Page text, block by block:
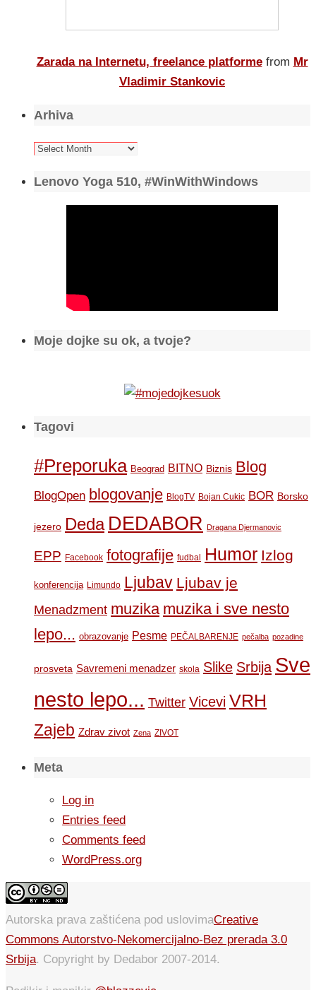
Zarada na Internetu, freelance platforme from Mr
Vladimir Stankovic
Arhiva
Arhiva
Lenovo Yoga 510, #WinWithWindows
Moje dojke su ok, a tvoje?
Tagovi
#Preporuka Beograd BITNO Biznis Blog
BlogOpen blogovanje BlogTV Bojan Cukic BOR Borsko
jezero Deda DEDABOR Dragana Djermanovic
EPP Facebook fotografije fudbal Humor Izlog
konferencija Limundo Ljubav Ljubav je
Menadzment muzika muzika i sve nesto
lepo... obrazovanje Pesme PEČALBARENJE pečalba pozadine
prosveta Savremeni menadzer skola Slike Srbija Sve
nesto lepo... Twitter Vicevi VRH
Zajeb Zdrav zivot Zena ZIVOT
Meta
Log in
Entries feed
Comments feed
WordPress.org
Autorska prava zaštićena pod uslovimaCreative
Commons Autorstvo-Nekomercijalno-Bez prerada 3.0
Srbija. Copyright by Dedabor 2007-2014.